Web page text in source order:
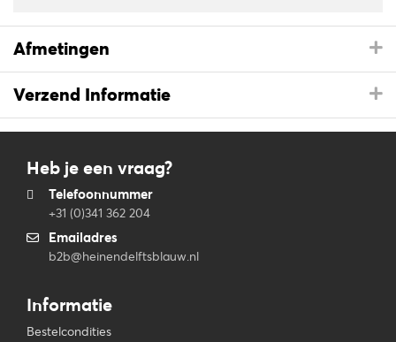
Afmetingen
Verzend Informatie
Heb je een vraag?
Telefoonnummer
+31 (0)341 362 204
Emailadres
b2b@heinendelftsblauw.nl
Informatie
Bestelcondities